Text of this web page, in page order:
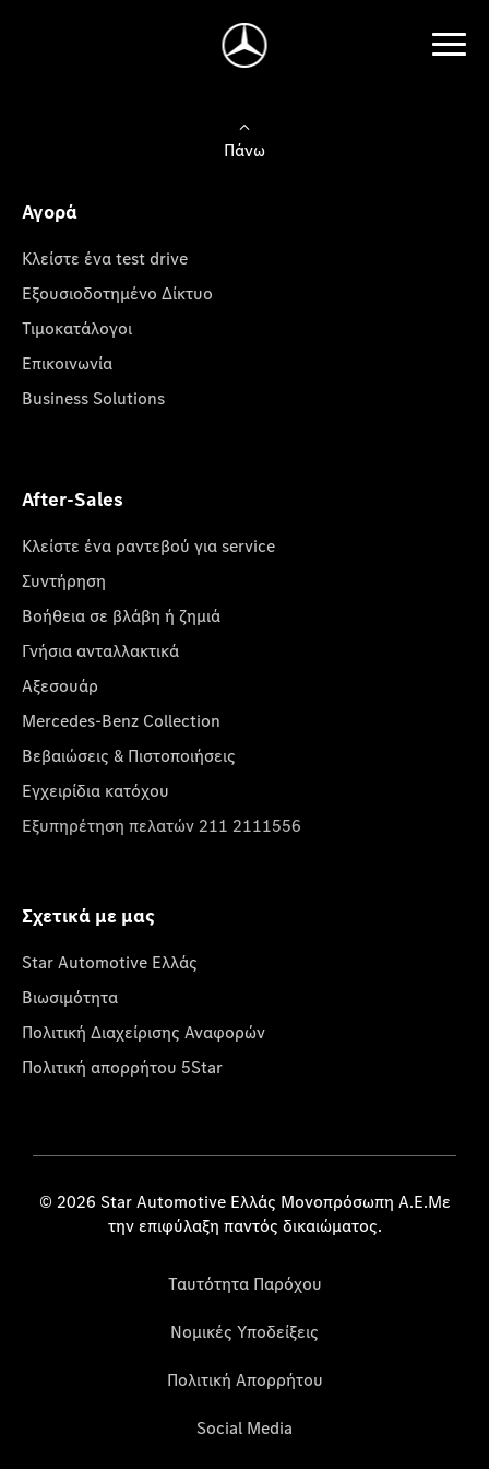
Πάνω
Αγορά
Κλείστε ένα test drive
Εξουσιοδοτημένο Δίκτυο
Τιμοκατάλογοι
Επικοινωνία
Business Solutions
After-Sales
Κλείστε ένα ραντεβού για service
Συντήρηση
Βοήθεια σε βλάβη ή ζημιά
Γνήσια ανταλλακτικά
Αξεσουάρ
Mercedes-Benz Collection
Βεβαιώσεις & Πιστοποιήσεις
Εγχειρίδια κατόχου
Εξυπηρέτηση πελατών 211 2111556
Σχετικά με μας
Star Automotive Ελλάς
Βιωσιμότητα
Πολιτική Διαχείρισης Αναφορών
Πολιτική απορρήτου 5Star
© 2026 Star Automotive Ελλάς Μονοπρόσωπη Α.Ε.Με
την επιφύλαξη παντός δικαιώματος.
Ταυτότητα Παρόχου
Νομικές Υποδείξεις
Πολιτική Απορρήτου
Social Media